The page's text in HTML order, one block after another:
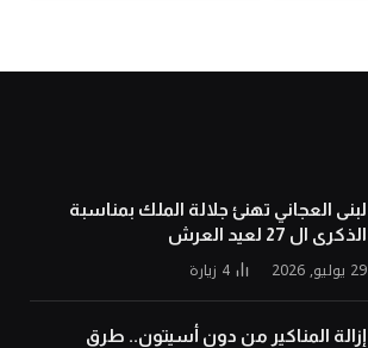
لبنى العجاني تهنئ جلالة الملك بمناسبة
الذكرى ال 27 لعيد العرش
29 يوليو, 2026 4 زيارة
إزالة المناكير من دون أسيتون.. طرق